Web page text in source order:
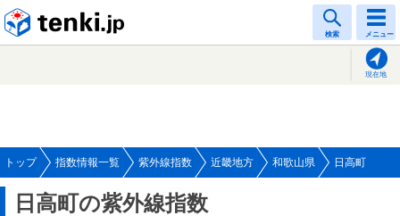
検索 メニュー
現在地
トップ 指数情報一覧 紫外線指数 近畿地方 和歌山県 日高町
日高町の紫外線指数